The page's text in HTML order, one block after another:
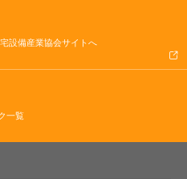
設備産業協会サイトへ
一覧